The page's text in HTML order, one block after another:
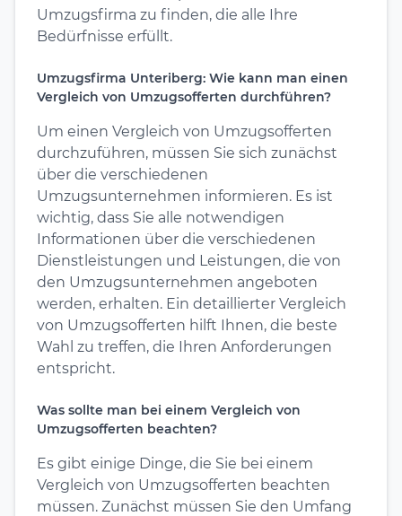
Umzugsfirma zu finden, die alle Ihre
Bedürfnisse erfüllt.
Umzugsfirma Unteriberg: Wie kann man einen
Vergleich von Umzugsofferten durchführen?
Um einen Vergleich von Umzugsofferten
durchzuführen, müssen Sie sich zunächst
über die verschiedenen
Umzugsunternehmen informieren. Es ist
wichtig, dass Sie alle notwendigen
Informationen über die verschiedenen
Dienstleistungen und Leistungen, die von
den Umzugsunternehmen angeboten
werden, erhalten. Ein detaillierter Vergleich
von Umzugsofferten hilft Ihnen, die beste
Wahl zu treffen, die Ihren Anforderungen
entspricht.
Was sollte man bei einem Vergleich von
Umzugsofferten beachten?
Es gibt einige Dinge, die Sie bei einem
Vergleich von Umzugsofferten beachten
müssen. Zunächst müssen Sie den Umfang